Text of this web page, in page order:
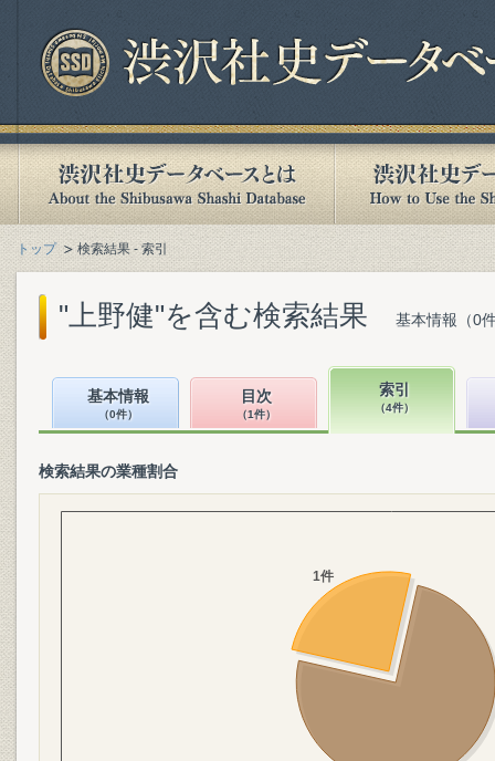
トップ 検索結果 - 索引
"上野健"を含む検索結果 基本情報（0
基本情報
（0件）
目次
（1件）
索引
（4件）
検索結果の業種割合